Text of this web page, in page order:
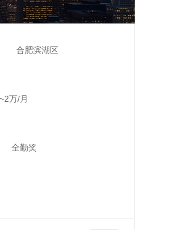
合肥滨湖区
万/月
全勤奖